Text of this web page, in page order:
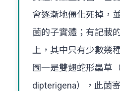
會逐漸地僵化死掉，
菌的子實體；有記載
上，其中只有少數幾
圖一是雙翅蛇形蟲草
dipterigena），此菌